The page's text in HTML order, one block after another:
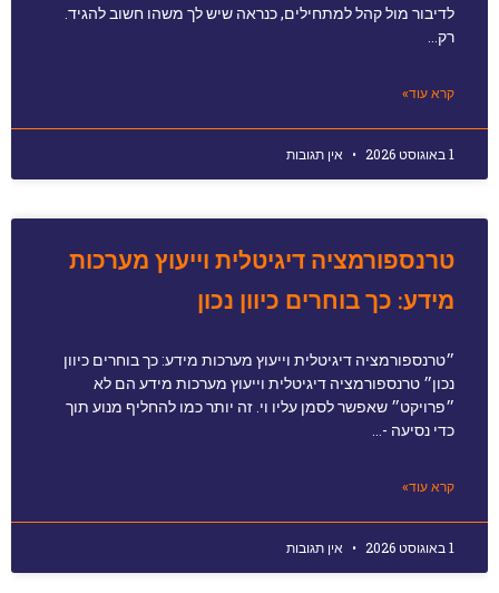
לדיבור מול קהל למתחילים, כנראה שיש לך משהו חשוב להגיד.
רק…
קרא עוד»
1 באוגוסט 2026 אין תגובות
טרנספורמציה דיגיטלית וייעוץ מערכות
מידע: כך בוחרים כיוון נכון
״טרנספורמציה דיגיטלית וייעוץ מערכות מידע: כך בוחרים כיוון
נכון״ טרנספורמציה דיגיטלית וייעוץ מערכות מידע הם לא
״פרויקט״ שאפשר לסמן עליו וי. זה יותר כמו להחליף מנוע תוך
כדי נסיעה -…
קרא עוד»
1 באוגוסט 2026 אין תגובות